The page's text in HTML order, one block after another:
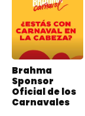
Brahma
Sponsor
Oficial de los
Carnavales